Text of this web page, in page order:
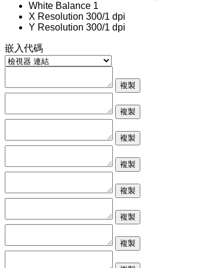
White Balance 1
X Resolution 300/1 dpi
Y Resolution 300/1 dpi
嵌入代碼
複製
複製
複製
複製
複製
複製
複製